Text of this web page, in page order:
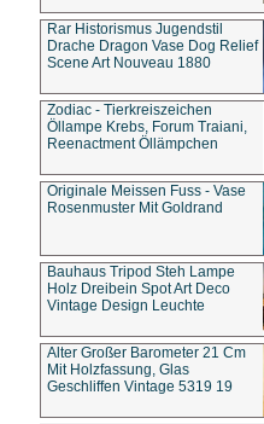
Rar Historismus Jugendstil
Drache Dragon Vase Dog Relief
Scene Art Nouveau 1880
Zodiac - Tierkreiszeichen
Öllampe Krebs, Forum Traiani,
Reenactment Öllämpchen
Originale Meissen Fuss - Vase
Rosenmuster Mit Goldrand
Bauhaus Tripod Steh Lampe
Holz Dreibein Spot Art Deco
Vintage Design Leuchte
Alter Großer Barometer 21 Cm
Mit Holzfassung, Glas
Geschliffen Vintage 5319 19